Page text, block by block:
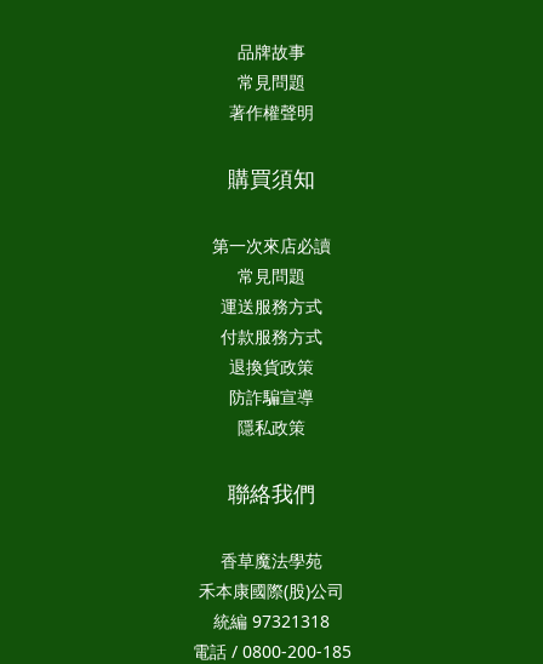
品牌故事
常見問題
著作權聲明
購買須知
第一次來店必讀
常見問題
運送服務方式
付款服務方式
退換貨政策
防詐騙宣導
隱私政策
聯絡我們
香草魔法學苑
禾本康國際(股)公司
統編 97321318
電話 / 0800-200-185